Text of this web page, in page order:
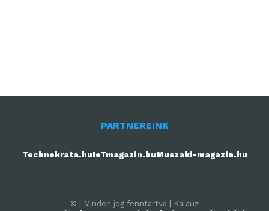
PARTNEREINK
Technokrata.huIoTmagazin.huMuszaki-magazin.hu
© | Minden jog fenntartva | Kalauz